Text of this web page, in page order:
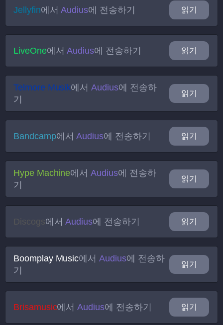
Jellyfin에서Audius에 전송하기 읽기
LiveOne에서Audius에 전송하기 읽기
Telmore Musik에서Audius에 전송하
기
읽기
Bandcamp에서Audius에 전송하기 읽기
Hype Machine에서Audius에 전송하
기
읽기
Discogs에서Audius에 전송하기 읽기
Boomplay Music에서Audius에 전송하
기
읽기
Brisamusic에서Audius에 전송하기 읽기